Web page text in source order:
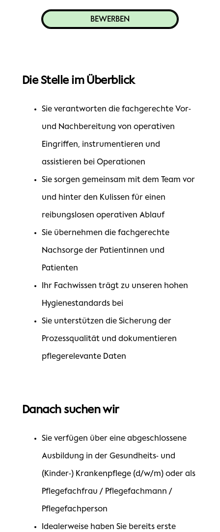
BEWERBEN
Die Stelle im Überblick
Sie verantworten die fachgerechte Vor-
und Nachbereitung von operativen
Eingriffen, instrumentieren und
assistieren bei Operationen
Sie sorgen gemeinsam mit dem Team vor
und hinter den Kulissen für einen
reibungslosen operativen Ablauf
Sie übernehmen die fachgerechte
Nachsorge der Patientinnen und
Patienten
Ihr Fachwissen trägt zu unseren hohen
Hygienestandards bei
Sie unterstützen die Sicherung der
Prozessqualität und dokumentieren
pflegerelevante Daten
Danach suchen wir
Sie verfügen über eine abgeschlossene
Ausbildung in der Gesundheits- und
(Kinder-) Krankenpflege (d/w/m) oder als
Pflegefachfrau / Pflegefachmann /
Pflegefachperson
Idealerweise haben Sie bereits erste